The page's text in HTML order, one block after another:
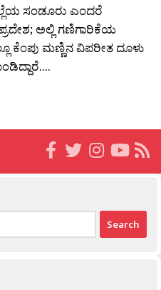
ಸಂಡೂರು ಎಂದರೆ
ಅಲ್ಲಿ ಗಣಿಗಾರಿಕೆಯ
ಕೆಂಪು ಮಣ್ಣಿನ ವಿಪರೀತ ದೂಳು